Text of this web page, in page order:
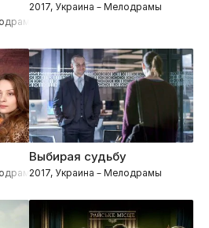
Семейные, Комедии
2017, Украина – Мелодрамы
Выбирая судьбу
2017, Украина – Мелодрамы